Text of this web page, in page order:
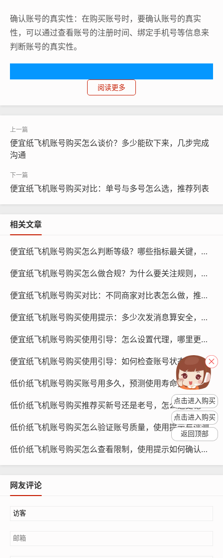
确认账号的真实性：在购买账号时，要确认账号的真实
性，可以通过查看账号的注册时间、绑定手机号等信息来
判断账号的真实性。
购买时注意账号安全：在购买账号时，要注意账号的安
全，可以要求商家提供账号的密码、密保等信息，以便在
使用便宜纸飞机账号时的安全提示
定期更换密码：定期更换密码可以增加账号的安全性，建
安全性。
设置密保问题：设置密保问题可以防止账号被盗后，他人
无法轻易获取账号信息，建议设置多个密保问题，并确保
阅读更多
便宜纸飞机账号购买怎么谈价？多少能砍下来，几步完成
沟通
便宜纸飞机账号购买对比：单号与多号怎么选，推荐列表
相关文章
便宜纸飞机账号购买怎么判断等级？哪些指标最关键，多久见效
便宜纸飞机账号购买怎么做合规？为什么要关注规则，如何学习
便宜纸飞机账号购买对比：不同商家对比表怎么做，推荐哪些字段
便宜纸飞机账号购买使用提示：多少次发消息算安全，怎么控制频率
便宜纸飞机账号购买使用引导：怎么设置代理，哪里更省资源
便宜纸飞机账号购买使用引导：如何检查账号状态，在哪里操作
低价纸飞机账号购买账号用多久，预测使用寿命多久
低价纸飞机账号购买推荐买新号还是老号，怎么选更稳
低价纸飞机账号购买怎么验证账号质量，使用提示与评测
低价纸飞机账号购买怎么查看限制，使用提示如何确认风控
网友评论
点击进入购买
点击进入购买
返回顶部